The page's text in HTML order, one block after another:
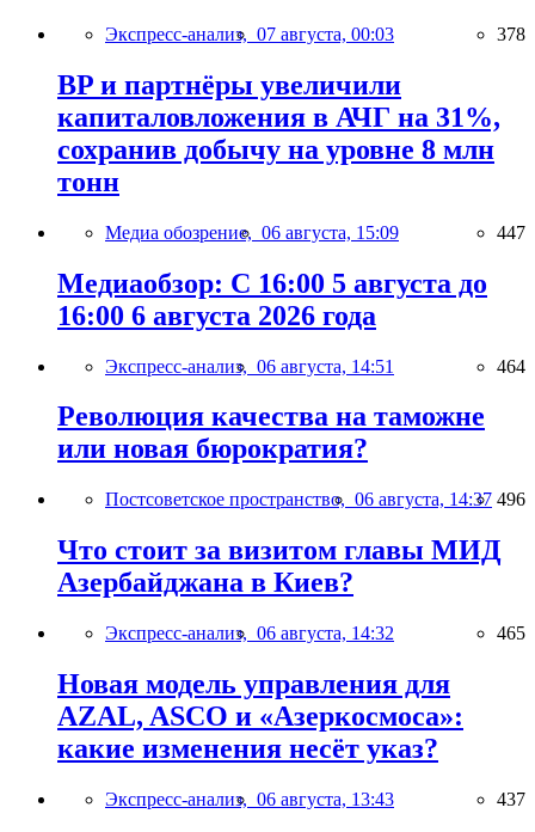
Экспресс-анализ, 07 августа, 00:03 378
BP и партнёры увеличили
капиталовложения в АЧГ на 31%,
сохранив добычу на уровне 8 млн
тонн
Медиа обозрение, 06 августа, 15:09 447
Медиаобзор: С 16:00 5 августа до
16:00 6 августа 2026 года
Экспресс-анализ, 06 августа, 14:51 464
Революция качества на таможне
или новая бюрократия?
Постсоветское пространство, 06 августа, 14:37 496
Что стоит за визитом главы МИД
Азербайджана в Киев?
Экспресс-анализ, 06 августа, 14:32 465
Новая модель управления для
AZAL, ASCO и «Азеркосмоса»:
какие изменения несёт указ?
Экспресс-анализ, 06 августа, 13:43 437